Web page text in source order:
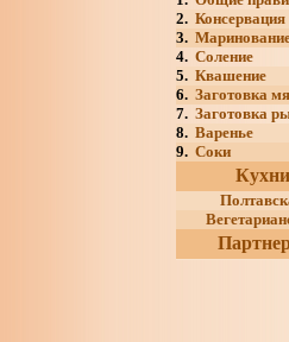
2. Консервация
3.
4. Соление
5. Квашение
6. Заготовка
7. Заготовка
8. Варенье
9. Соки
Кухни